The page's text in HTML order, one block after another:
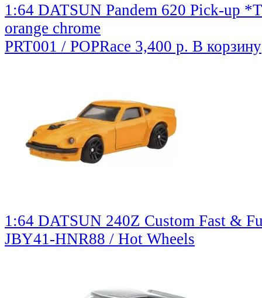
1:64 DATSUN Pandem 620 Pick-up
orange chrome
PRT001 / POPRace 3,400 р. В корзину
1:64 DATSUN 240Z Custom Fast &
JBY41-HNR88 / Hot Wheels